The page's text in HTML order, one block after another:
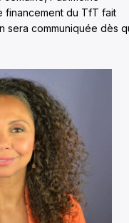
financement du TfT fait
sera communiquée dès